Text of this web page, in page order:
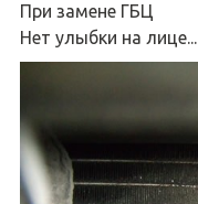
При замене ГБЦ
Нет улыбки на лице...